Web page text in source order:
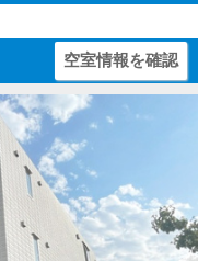
空室情報を確認